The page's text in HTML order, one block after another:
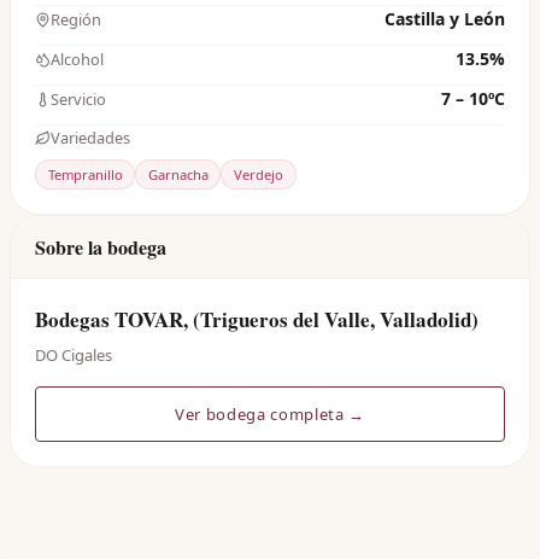
Región Castilla y León
Alcohol 13.5%
Servicio 7 – 10ºC
Variedades
Tempranillo Garnacha Verdejo
Sobre la bodega
Bodegas TOVAR, (Trigueros del Valle, Valladolid)
DO Cigales
Ver bodega completa →